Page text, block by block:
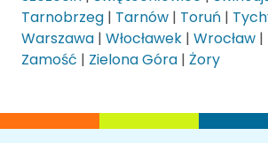
Tarnobrzeg | Tarnów | Toruń |
Warszawa | Włocławek | Wrocław |
Zamość | Zielona Góra | Żory